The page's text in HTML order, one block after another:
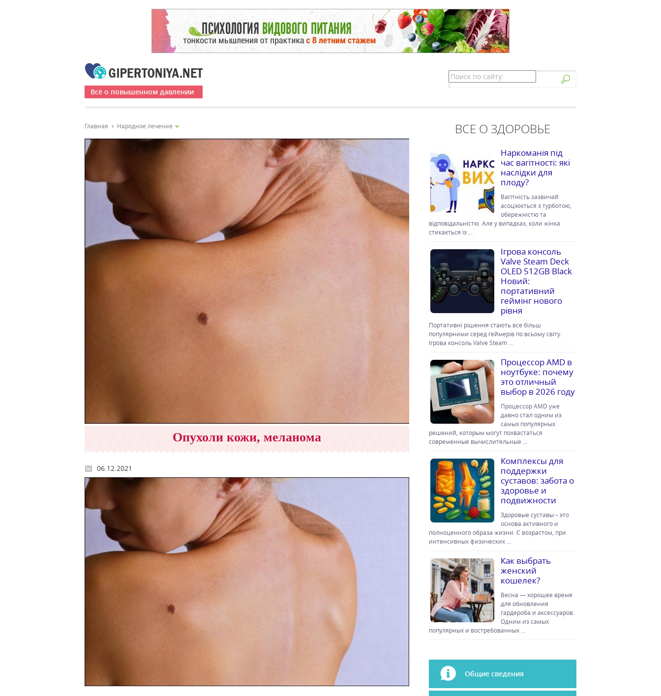
Всё о повышенном давлении
Главная Народное лечение
Опухоли кожи, меланома
06.12.2021
ВСЕ О ЗДОРОВЬЕ
Наркоманія під
час вагітності: які
наслідки для
плоду?
Вагітність зазвичай
асоціюється з турботою,
обережністю та
відповідальністю. Але у випадках, коли жінка
стикається із …
Ігрова консоль
Valve Steam Deck
OLED 512GB Black
Новий:
портативний
геймінг нового
рівня
Портативні рішення стають все більш
популярними серед геймерів по всьому світу.
ігрова консоль Valve Steam …
Процессор AMD в
ноутбуке: почему
это отличный
выбор в 2026 году
Процессор AMD уже
давно стал одним из
самых популярных
решений, которым могут похвастаться
современные вычислительные …
Комплексы для
поддержки
суставов: забота о
здоровье и
подвижности
Здоровые суставы – это
основа активного и
полноценного образа жизни. С возрастом, при
интенсивных физических …
Как выбрать
женский
кошелек?
Весна — хорошее время
для обновления
гардероба и аксессуаров.
Одним из самых
популярных и востребованных …
Общие сведения